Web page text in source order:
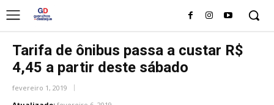
Tarifa de ônibus passa a custar R$
4,45 a partir deste sábado
fevereiro 1, 2019